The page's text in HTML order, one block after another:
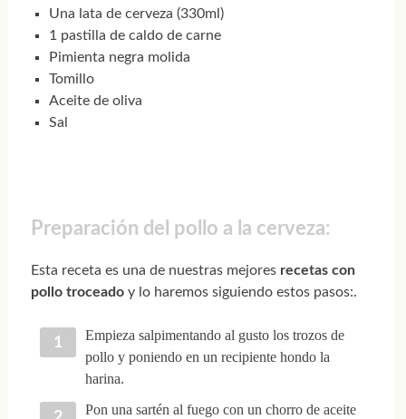
Una lata de cerveza (330ml)
1 pastilla de caldo de carne
Pimienta negra molida
Tomillo
Aceite de oliva
Sal
Preparación del pollo a la cerveza:
Esta receta es una de nuestras mejoresrecetas con
pollo troceadoy lo haremos siguiendo estos pasos:.
Empieza salpimentando al gusto los trozos de
pollo y poniendo en un recipiente hondo la
harina.
Pon una sartén al fuego con un chorro de aceite